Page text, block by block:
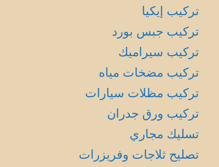
تركيب إيكيا
تركيب جبس بورد
تركيب سيراميك
تركيب مضخات مياه
تركيب مظلات سيارات
تركيب ورق جدران
تسليك مجاري
تصليح ثلاجات وفريزرات